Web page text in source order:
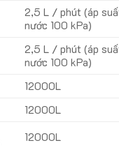
2,5 L / phút (áp
nước 100 kPa)
2,5 L / phút (áp
nước 100 kPa)
12000L
12000L
12000L